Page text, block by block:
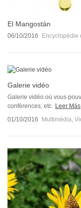
El Mangostán
06/10/2016 Encyclopédie
Galerie vidéo
Galerie vidéo où vous
conférences, etc. Leer Más
01/10/2016
Multimédia